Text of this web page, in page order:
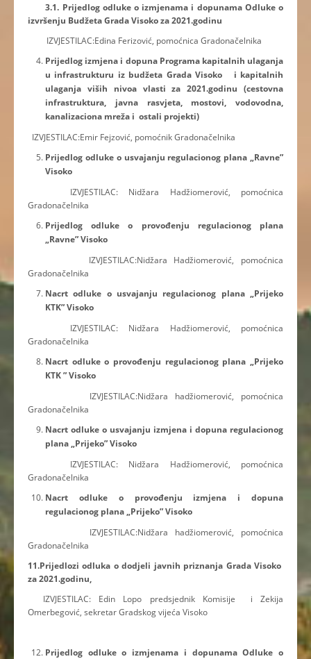
3.1. Prijedlog odluke o izmjenama i dopunama Odluke o
izvršenju Budžeta Grada Visoko za2021.godinu
IZVJESTILAC:Edina Ferizović, pomoćnica Gradonačelnika
Prijedlog izmjena i dopuna Programa kapitalnih ulaganja
u infrastrukturu iz budžeta Grada Visoko i kapitalnih
ulaganja viših nivoa vlasti za 2021.godinu (cestovna
infrastruktura, javna rasvjeta, mostovi, vodovodna,
kanalizaciona mreža i ostali projekti)
IZVJESTILAC:Emir Fejzović, pomoćnik Gradonačelnika
Prijedlog odluke o usvajanju regulacionog plana „Ravne”
Visoko
IZVJESTILAC: Nidžara Hadžiomerović, pomoćnica
Gradonačelnika
Prijedlog odluke o provođenju regulacionog plana
„Ravne” Visoko
IZVJESTILAC:Nidžara Hadžiomerović, pomoćnica
Gradonačelnika
Nacrt odluke o usvajanju regulacionog plana „Prijeko
KTK” Visoko
IZVJESTILAC: Nidžara Hadžiomerović, pomoćnica
Gradonačelnika
Nacrt odluke o provođenju regulacionog plana „Prijeko
KTK ” Visoko
IZVJESTILAC:Nidžara hadžiomerović, pomoćnica
Gradonačelnika
Nacrt odluke o usvajanju izmjena i dopuna regulacionog
plana „Prijeko” Visoko
IZVJESTILAC: Nidžara Hadžiomerović, pomoćnica
Gradonačelnika
Nacrt odluke o provođenju izmjena i dopuna
regulacionog plana „Prijeko” Visoko
IZVJESTILAC:Nidžara hadžiomerović, pomoćnica
Gradonačelnika
11.Prijedlozi odluka o dodjeli javnih priznanja Grada Visoko
za 2021.godinu,
IZVJESTILAC: Edin Lopo predsjednik Komisije i Zekija
Omerbegović, sekretar Gradskog vijeća Visoko
Prijedlog odluke o izmjenama i dopunama Odluke o